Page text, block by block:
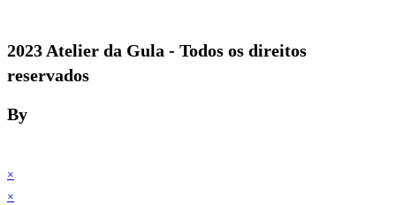
2023 Atelier da Gula - Todos os direitos
reservados
By
×
×